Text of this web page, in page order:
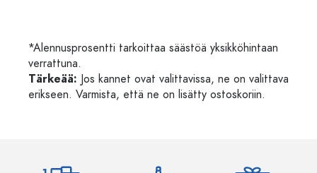
*Alennusprosentti tarkoittaa säästöä yksikköhintaan
verrattuna.
Tärkeää: Jos kannet ovat valittavissa, ne on valittava
erikseen. Varmista, että ne on lisätty ostoskoriin.